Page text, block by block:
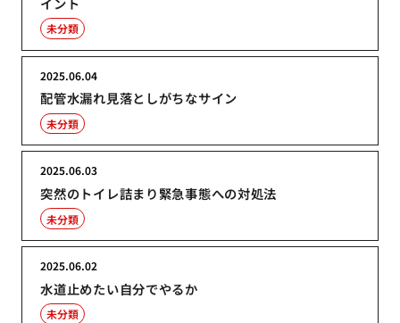
未分類
配管水漏れ見落としがちなサイン
2025.06.04
未分類
突然のトイレ詰まり緊急事態への対処法
2025.06.03
未分類
水道止めたい自分でやるか
2025.06.02
未分類